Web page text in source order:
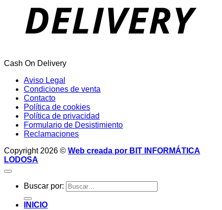
Cash On Delivery
Aviso Legal
Condiciones de venta
Contacto
Política de cookies
Política de privacidad
Formulario de Desistimiento
Reclamaciones
Copyright 2026 © Web creada por BIT INFORMÁTICA
LODOSA
Buscar por:
INICIO